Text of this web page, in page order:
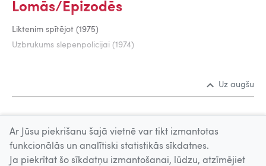
Lomās/Epizodēs
Liktenim spītējot (1975)
Uzbrukums slepenpolicijai (1974)
Uz augšu
centrs. Sadarbības partneris: Latvijas Valsts
kinofotofonodokumentu arhīvs.
Ar Jūsu piekrišanu šajā vietnē var tikt izmantotas
funkcionālās un analītiski statistikās sīkdatnes.
Ja piekrītat šo sīkdatņu izmantošanai, lūdzu, atzīmējiet